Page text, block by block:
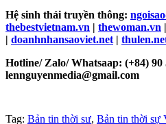
Hệ sinh thái truyền thông:
thebestvietnam.vn | thewoman.vn |
| doanhnhansaoviet.net |
Hotline/ Zalo/ Whatsaap: (+84) 90
lennguyenmedia@gmail.com
Tag: Bản tin thời sư, Bản tin thời sự